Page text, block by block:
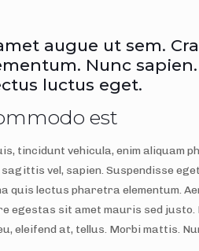
augue ut sem.
Nunc
luctus eget.
est
tincidunt vehicula, enim
vel, sapien. Suspendisse
quis lectus pharetra elementum.
egestas sit amet mauris sed
eleifend at, tellus. Morbi mattis.